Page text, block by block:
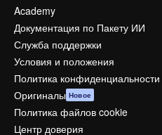
Academy
Документация по Пакету ИИ
Служба поддержки
Условия и положения
Политика конфиденциальности
Оригиналы Новое
Политика файлов cookie
Центр доверия